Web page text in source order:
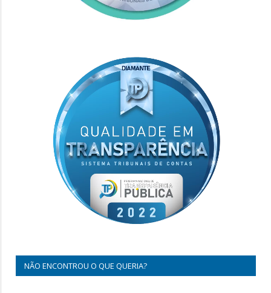
NÃO ENCONTROU O QUE QUERIA?